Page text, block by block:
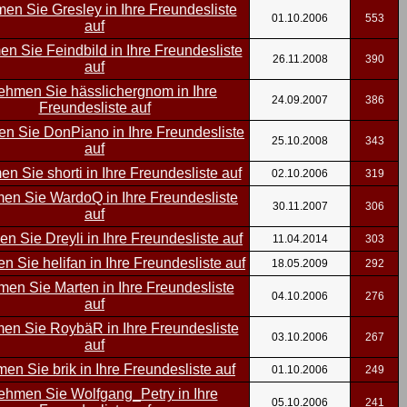
01.10.2006 553
26.11.2008 390
24.09.2007 386
25.10.2008 343
02.10.2006 319
30.11.2007 306
11.04.2014
303
18.05.2009
292
04.10.2006 276
03.10.2006 267
01.10.2006 249
05.10.2006 241